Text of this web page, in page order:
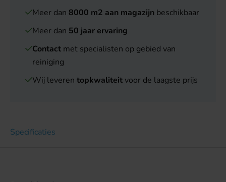
Meer dan 8000 m2 aan magazijn beschikbaar
Meer dan 50 jaar ervaring
Contact met specialisten op gebied van
reiniging
Wij leveren topkwaliteit voor de laagste prijs
Specificaties